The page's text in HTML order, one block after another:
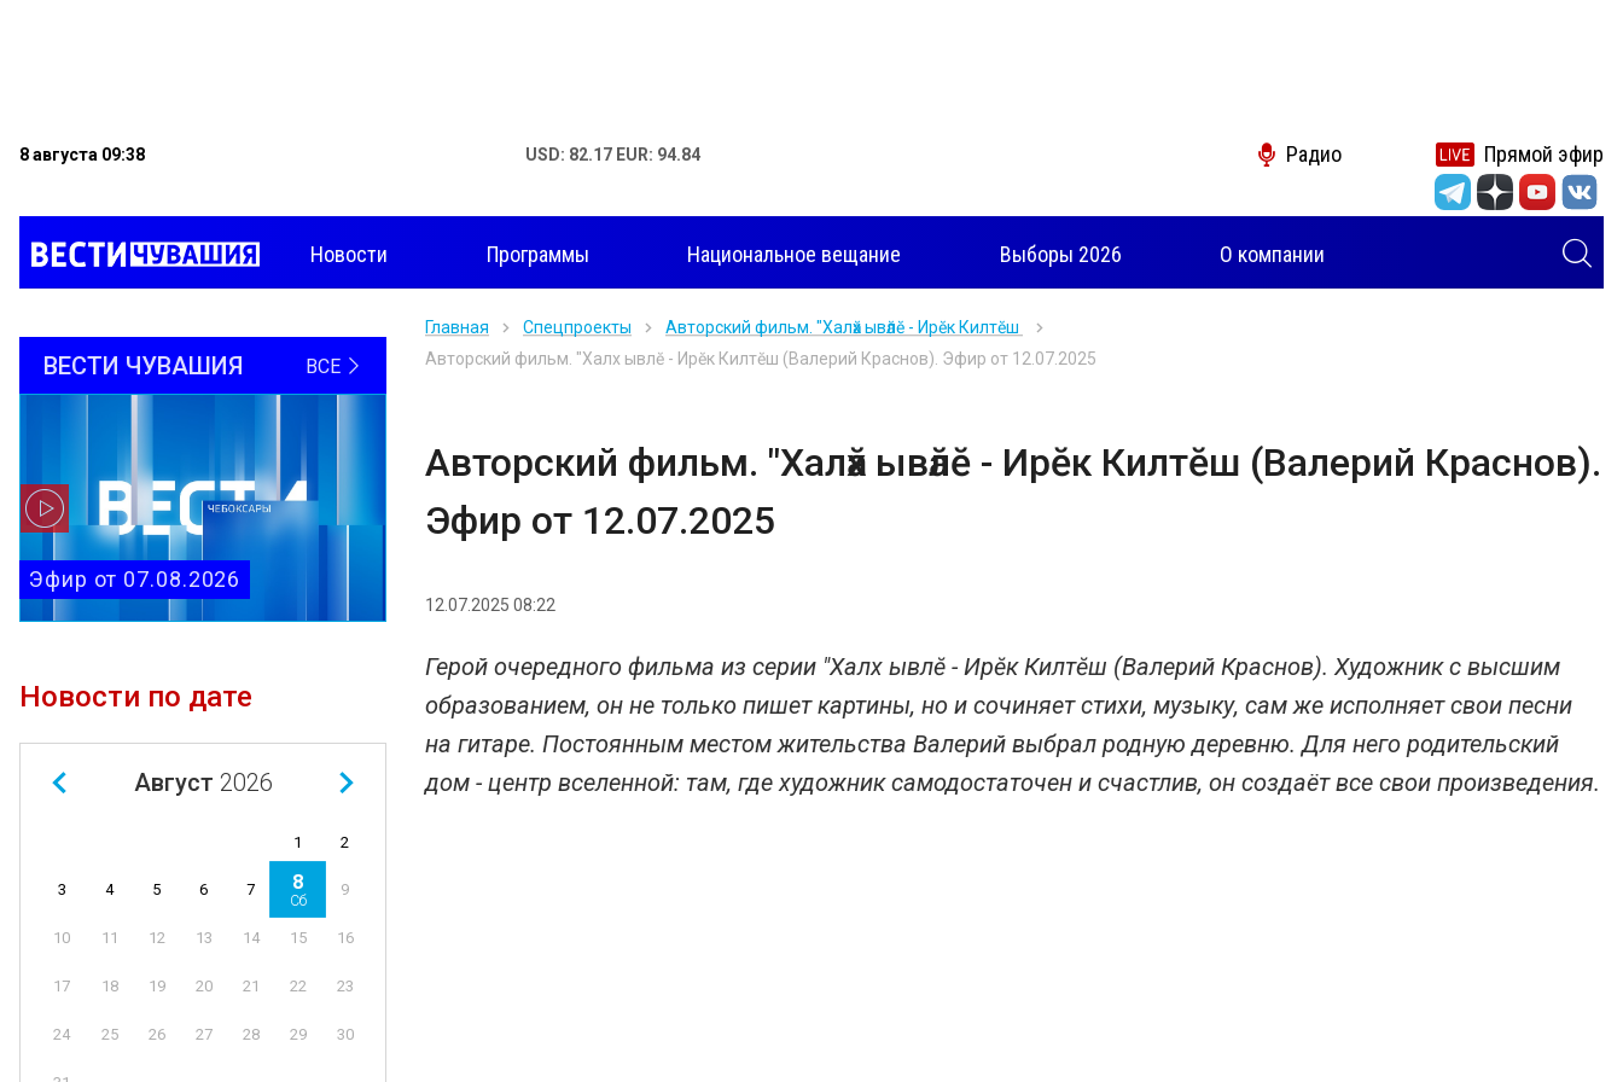
8 августа 09:38 USD: 82.17 EUR: 94.84 Радио Прямой эфир
Новости Программы Национальное вещание Выборы 2026 О компании
ВЕСТИ ЧУВАШИЯ ВСЕ
Эфир от 07.08.2026
Новости по дате
Август 2026
1 2
3 4 5 6 7 8
Сб
9
10 11 12 13 14 15 16
17 18 19 20 21 22 23
24 25 26 27 28 29 30
Главная Спецпроекты
Авторский фильм. "Халӑх ывӑлӗ - Ирӗк Килтӗш
Авторский фильм. "Халӑх ывӑлӗ - Ирӗк Килтӗш (Валерий Краснов). Эфир от 12.07.2025
Авторский фильм. "Халӑх ывӑлӗ - Ирӗк Килтӗш (Валерий Краснов).
Эфир от 12.07.2025
12.07.2025 08:22
Герой очередного фильма из серии "Халӑх ывӑлӗ - Ирӗк Килтӗш (Валерий Краснов). Художник с высшим
образованием, он не только пишет картины, но и сочиняет стихи, музыку, сам же исполняет свои песни
на гитаре. Постоянным местом жительства Валерий выбрал родную деревню. Для него родительский
дом - центр вселенной: там, где художник самодостаточен и счастлив, он создаёт все свои произведения.